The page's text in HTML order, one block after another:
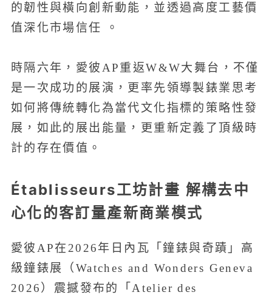
的韌性與橫向創新動能，並透過高度工藝價
值深化市場信任 。
時隔六年，愛彼AP重返W&W大舞台，不僅
是一次成功的展演，更率先領導製錶業思考
如何將傳統轉化為當代文化指標的策略性發
展，如此的展出能量，更重新定義了頂級時
計的存在價值。
Établisseurs工坊計畫 解構去中
心化的客訂量產新商業模式
愛彼AP在2026年日內瓦「鐘錶與奇蹟」高
級鐘錶展（Watches and Wonders Geneva
2026）震撼發布的「Atelier des